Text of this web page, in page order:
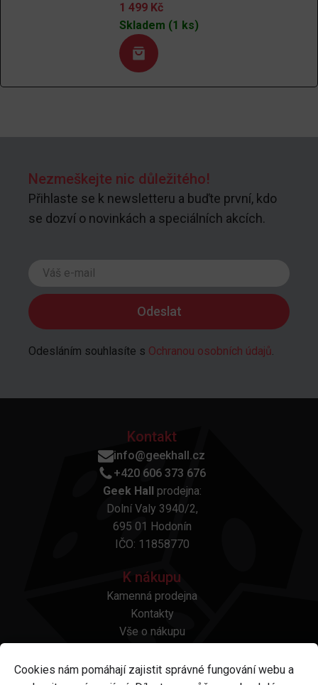
1 499 Kč
Skladem (1 ks)
Nezmeškejte nic důležitého!
Přihlaste se k newsletteru a buďte první, kdo
se dozví o novinkách a speciálních akcích.
Odesláním souhlasíte s Ochranou osobních údajů.
Kontakt
info@geekhall.cz
+420 606 373 676
Geek Hall
prodejna:
Dolní Valy 3940/2,
695 01 Hodonín
IČO: 11858770
K nákupu
Kamenná prodejna
Kontakty
Vše o nákupu
Platba a doprava
Cookies nám pomáhají zajistit správné fungování webu a